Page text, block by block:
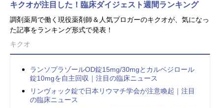
キクオが注目した！臨床ダイジェスト週間ランキング
調剤薬局で働く現役薬剤師＆人気ブロガーのキクオが、気になっ
た記事をランキング形式で発表！
キクオ
ランソプラゾールOD錠15mg/30mgとカルベジロール
錠10mgを自主回収｜注目の臨床ニュース
リンヴォック錠で日本リウマチ学会が注意喚起｜注目
の臨床ニュース